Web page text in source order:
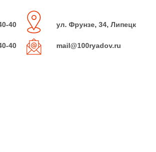
40
40
ул. Фрунзе, 34, Липецк
mail@100ryadov.ru